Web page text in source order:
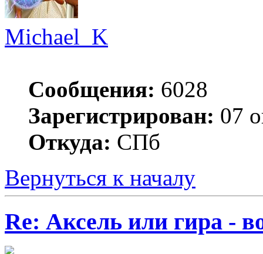
Michael_K
Сообщения: 6028
Зарегистрирован: 07
Откуда: СПб
Вернуться к началу
Re: Аксель или гира -